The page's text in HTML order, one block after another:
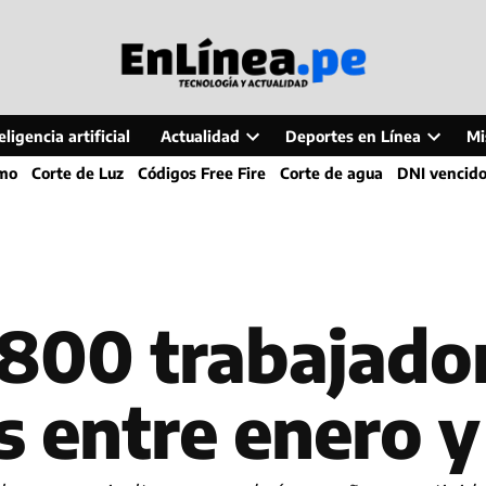
artificial Actualidad
Open
dropdown
Deportes en Línea
Open
dropdown
Corte de Luz Códigos Free Fire Corte de agua DNI vencido
entre enero